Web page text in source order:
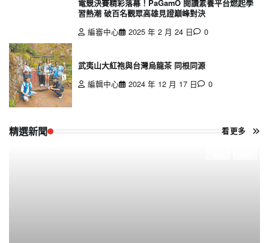
電競決賽精彩落幕！PaGamO 閱讀素養平台燃起學
習熱潮 破百名觀眾高雄見證巔峰對決
編審中心
2025 年 2 月 24 日 0
武夷山大紅袍與台灣烏龍茶 同根同源
編輯中心
2024 年 12 月 17 日 0
精選新聞 看更多